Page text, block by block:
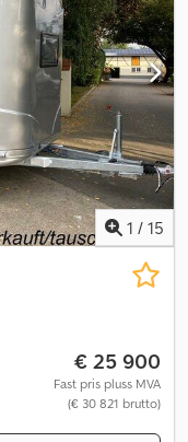
1 / 15
€ 25 900
Fast pris pluss MVA
(€ 30 821 brutto)